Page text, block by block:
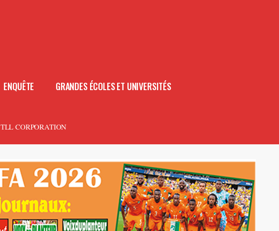
ENQUÊTE GRANDES ÉCOLES ET UNIVERSITÉS
TLL CORPORATION